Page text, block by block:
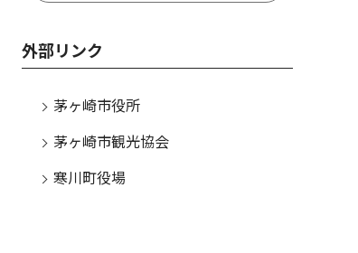
外部リンク
茅ヶ崎市役所
茅ヶ崎市観光協会
寒川町役場